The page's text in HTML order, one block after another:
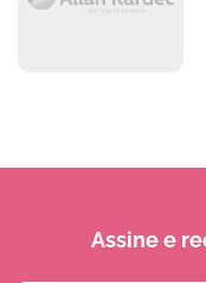
Assine e